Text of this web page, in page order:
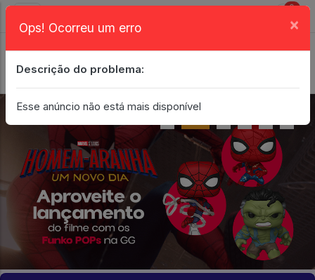
0
Ops! Ocorreu um erro ×
Descrição do problema:
Esse anúncio não está mais disponível